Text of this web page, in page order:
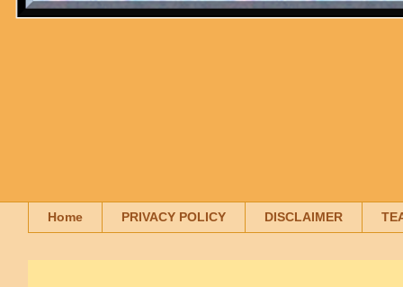
Home PRIVACY POLICY DISCLAIMER